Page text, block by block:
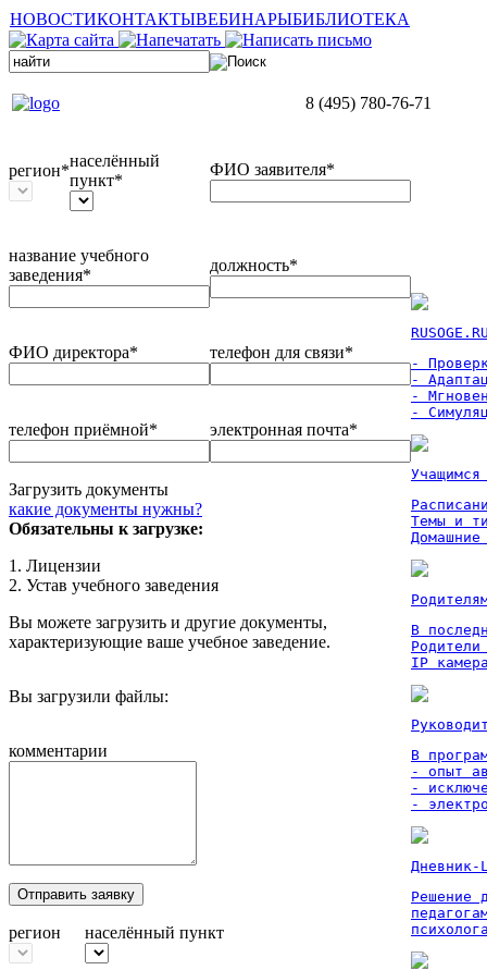
НОВОСТИКОНТАКТЫВЕБИНАРЫБИБЛИОТЕКА
8 (495) 780-76-71
регион*
населённый
пункт*
ФИО заявителя*
название учебного
заведения*
должность*
ФИО директора* телефон для связи*
телефон приёмной* электронная почта*
Загрузить документы
какие документы нужны?
Обязательны к загрузке:
1. Лицензии
2. Устав учебного заведения
Вы можете загрузить и другие документы,
характеризующие ваше учебное заведение.
Вы загрузили файлы:
комментарии
Отправить заявку
регион населённый пункт
-
-
-
-
Темы и
Домашние
В
IP
В
- опыт
-
-
Дневник-
Решение